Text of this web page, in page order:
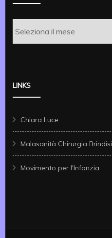
LINKS
Chiara Luce
Malasanità Chirurgia Brindisi
Movimento per l'Infanzia